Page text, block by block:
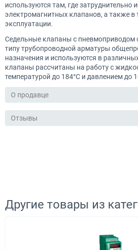
используются там, где затруднительно
электромагнитных клапанов, а также в
эксплуатации.
Седельные клапаны с пневмоприводом
типу трубопроводной арматуры
назначения и используются в
клапаны рассчитаны на работу с
температурой до 184°С и давлением до
О продавце
Отзывы
Другие товары из